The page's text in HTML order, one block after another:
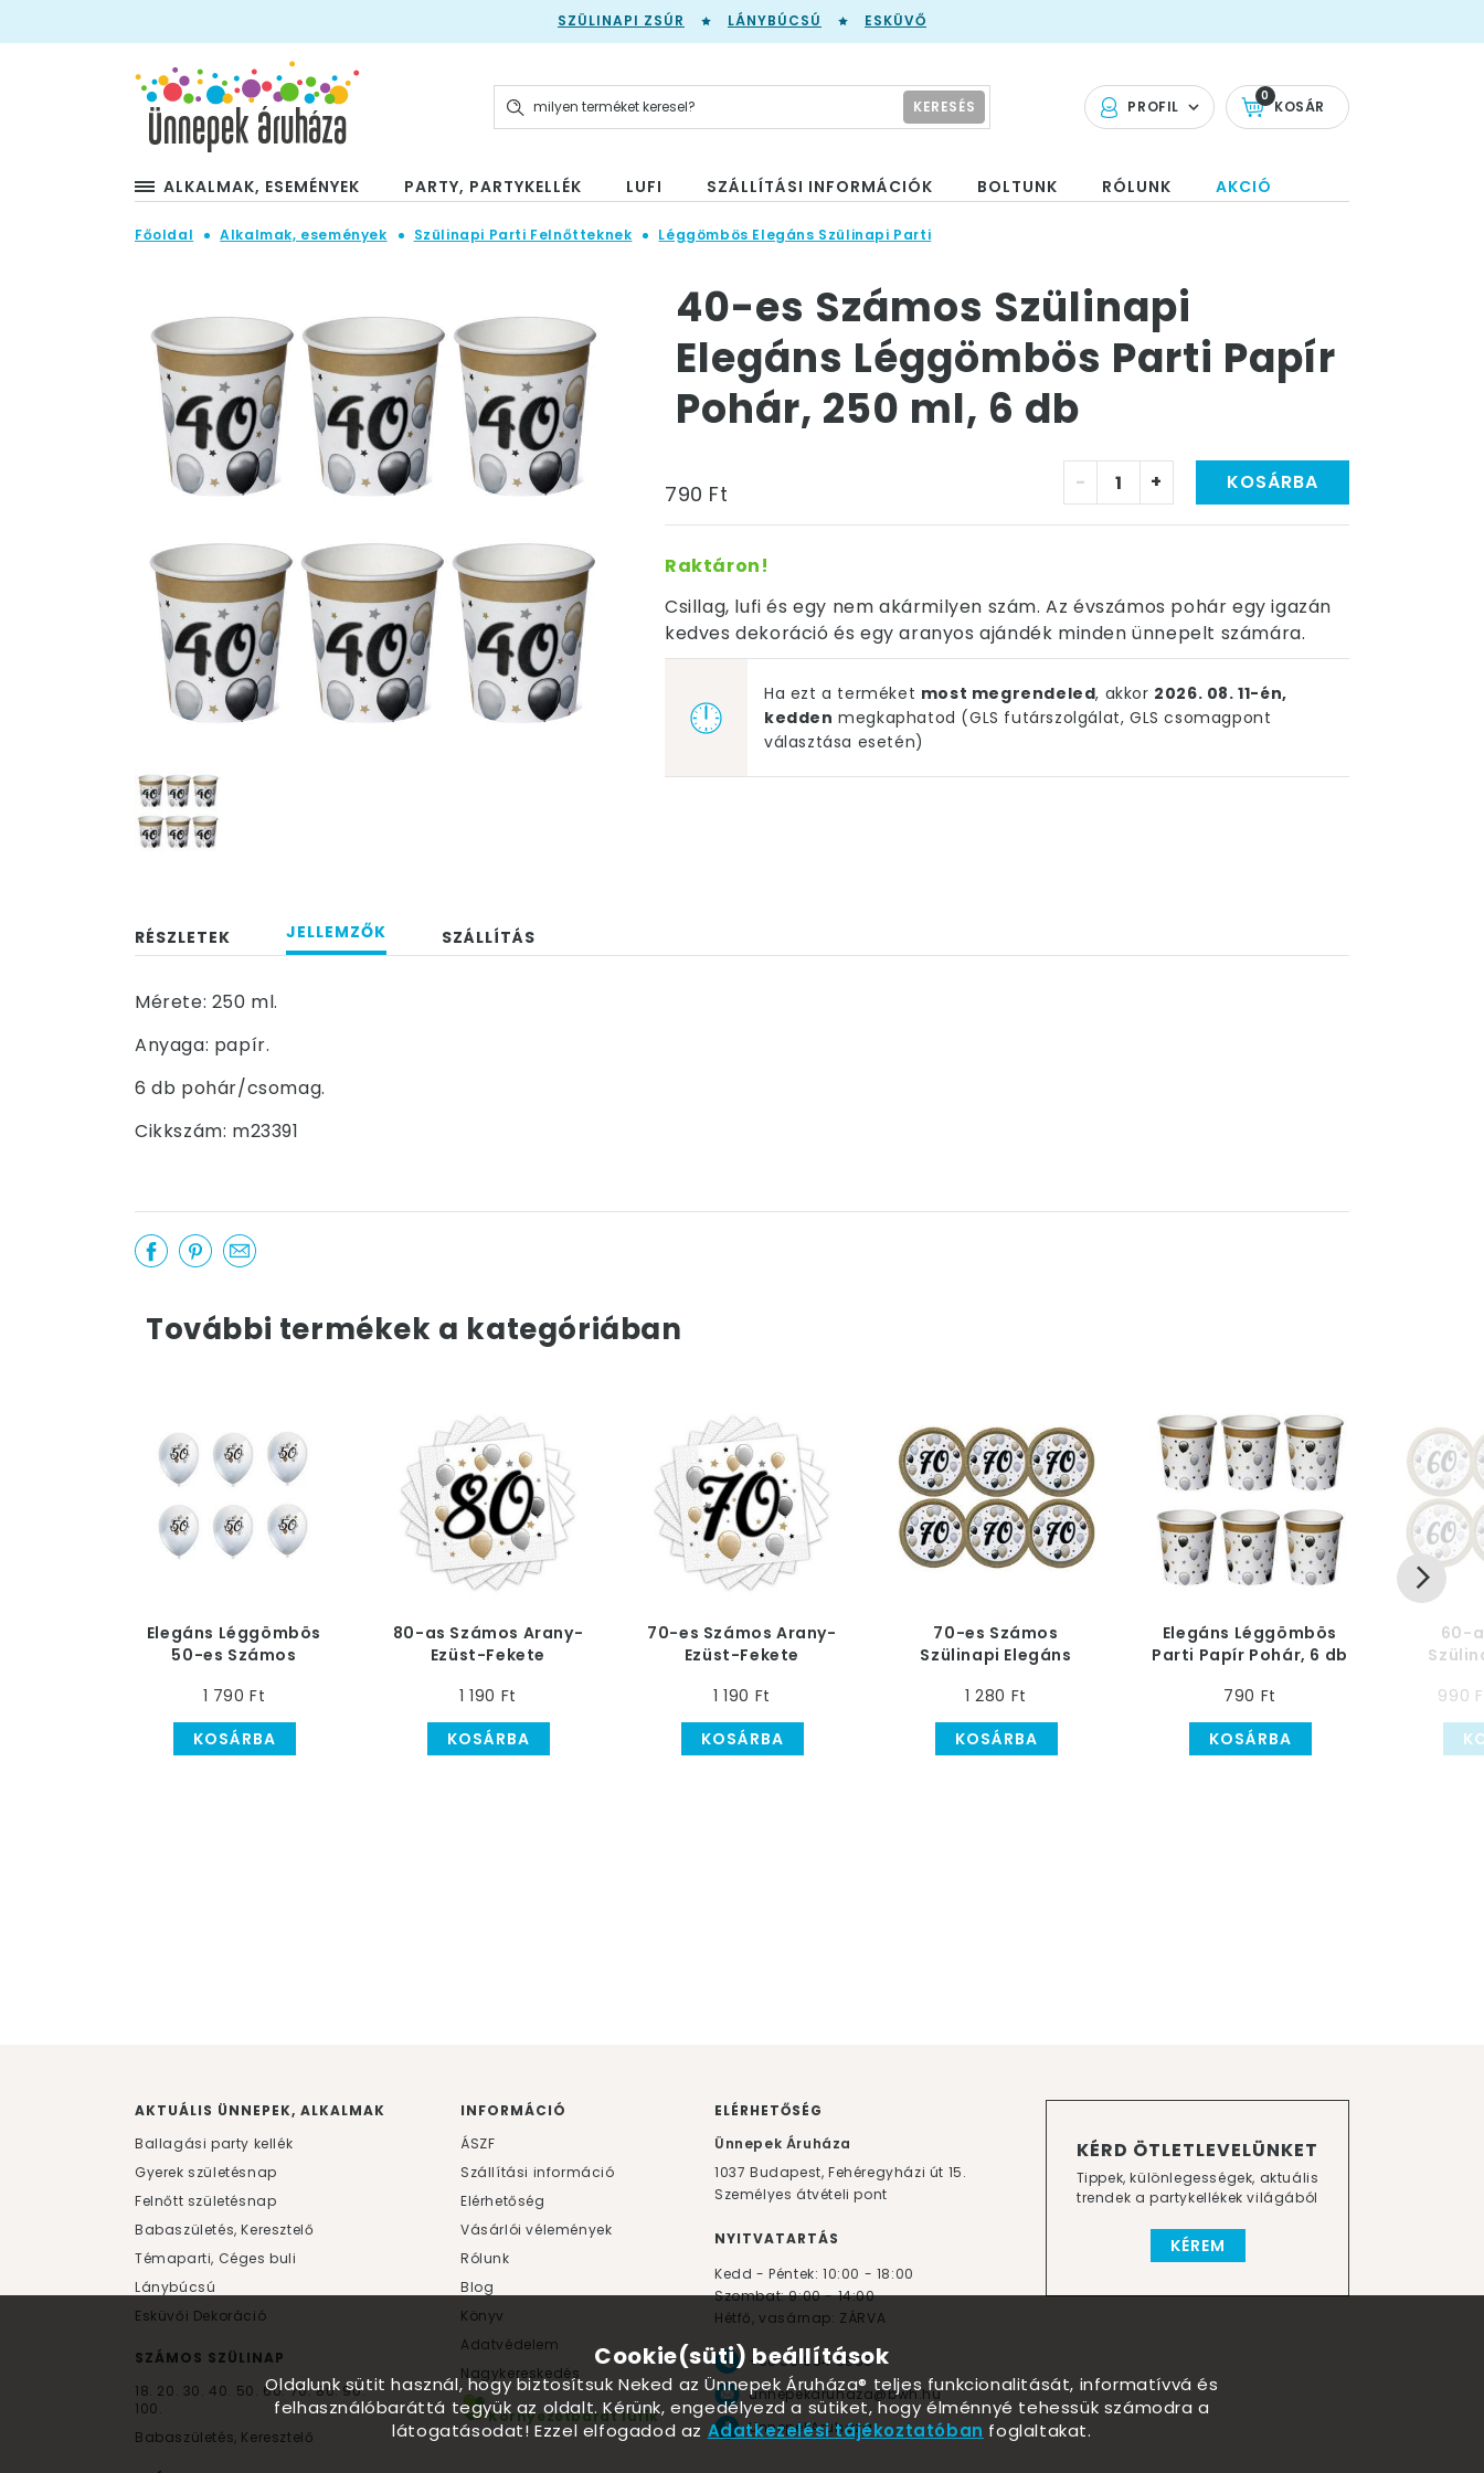
SZÜLINAPI ZSÚR LÁNYBÚCSÚ ESKÜVŐ
PROFIL KOSÁR
0
KERESÉS
ALKALMAK, ESEMÉNYEK PARTY, PARTYKELLÉK LUFI SZÁLLÍTÁSI INFORMÁCIÓK BOLTUNK RÓLUNK AKCIÓ
Főoldal Alkalmak, események Szülinapi Parti Felnőtteknek Léggömbös Elegáns Szülinapi Parti
40-es Számos Szülinapi
Elegáns Léggömbös Parti Papír
Pohár, 250 ml, 6 db
790 Ft - + KOSÁRBA
Raktáron!
Csillag, lufi és egy nem akármilyen szám. Az évszámos pohár egy igazán
kedves dekoráció és egy aranyos ajándék minden ünnepelt számára.
Ha ezt a terméket most megrendeled, akkor 2026. 08. 11-én,
kedden megkaphatod (GLS futárszolgálat, GLS csomagpont
választása esetén)
RÉSZLETEK JELLEMZŐK SZÁLLÍTÁS
Mérete: 250 ml.
Anyaga: papír.
6 db pohár/csomag.
Cikkszám: m23391
További termékek a kategóriában
Elegáns Léggömbös
50-es Számos
db-os
1 790 Ft
KOSÁRBA
80-as Számos Arany-
Ezüst-Fekete
Parti Szalvéta
1 190 Ft
KOSÁRBA
70-es Számos Arany-
Ezüst-Fekete
Parti Szalvéta
1 190 Ft
KOSÁRBA
70-es Számos
Szülinapi Elegáns
Tányér - 23 cm, 6 db
1 280 Ft
KOSÁRBA
Elegáns Léggömbös
Parti Papír Pohár, 6 db
790 Ft
KOSÁRBA
60-
990
KÉRD ÖTLETLEVELÜNKET
Tippek, különlegességek, aktuális
trendek a partykellékek világából
KÉREM
AKTUÁLIS ÜNNEPEK, ALKALMAK
Ballagási party kellék
Gyerek születésnap
Felnőtt születésnap
Babaszületés, Keresztelő
Témaparti, Céges buli
Lánybúcsú
Esküvői Dekoráció
SZÁMOS SZÜLINAP
18. 20. 30. 40. 50. 60.70.80.90.
100.
Babaszületés, Keresztelő
INFORMÁCIÓ
ÁSZF
Szállítási információ
Elérhetőség
Vásárlói vélemények
Rólunk
Blog
Könyv
Adatvédelem
Nagykereskedés
Környezetbarát lufik
ELÉRHETŐSÉG
Ünnepek Áruháza
1037 Budapest, Fehéregyházi út 15.
Személyes átvételi pont
NYITVATARTÁS
Kedd - Péntek: 10:00 - 18:00
Szombat: 9:00 - 14:00
Hétfő, vasárnap: ZÁRVA
+36 30 984 6955
unnepekaruhaza@bwh.hu
UnnepekAruhaza
Cookie(süti) beállítások
Oldalunk sütit használ, hogy biztosítsuk Neked az Ünnepek Áruháza® teljes funkcionalitását, informatívvá és
felhasználóbaráttá tegyük az oldalt. Kérünk, engedélyezd a sütiket, hogy élménnyé tehessük számodra a
látogatásodat! Ezzel elfogadod az Adatkezelési tájékoztatóban foglaltakat.